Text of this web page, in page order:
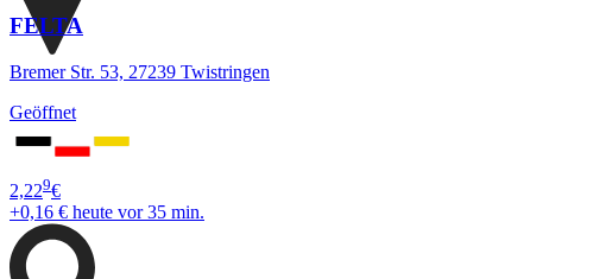
FELTA
Bremer Str. 53, 27239 Twistringen
Geöffnet
2,229€
+0,16 € heute vor 35 min.